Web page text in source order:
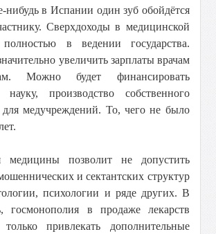
нибудь в Испании один зуб обойдётся
Сверхдоходы в медицинской
в ведении государства.
увеличить зарплаты врачам
Можно будет финансировать
производство собственного
для медучреждений. То, чего не было
медицины позволит не допустить
и сектантских структур
психологии и ряде других. В
госмонополия в продаже лекарств
привлекать дополнительные